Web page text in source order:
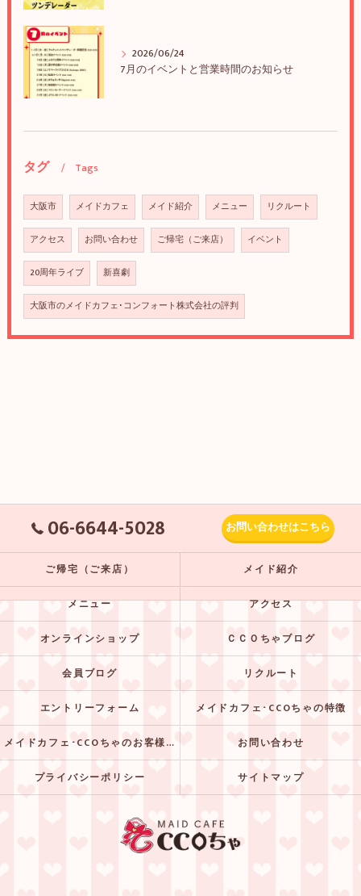
2026/06/24
7月のイベントと営業時間のお知らせ
タグ Tags
大阪市 メイドカフェ メイド紹介 メニュー リクルート
アクセス お問い合わせ ご帰宅（ご来店） イベント
20周年ライブ 新喜劇
大阪市のメイドカフェ･コンフォート株式会社の評判
06-6644-5028 お問い合わせはこちら
ご帰宅（ご来店） メイド紹介
メニュー アクセス
オンラインショップ ＣＣＯちゃブログ
会員ブログ リクルート
エントリーフォーム メイドカフェ･CCOちゃの特徴
メイドカフェ･CCOちゃのお客様の声 お問い合わせ
プライバシーポリシー サイトマップ